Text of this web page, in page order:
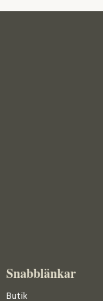
Snabblänkar
Butik